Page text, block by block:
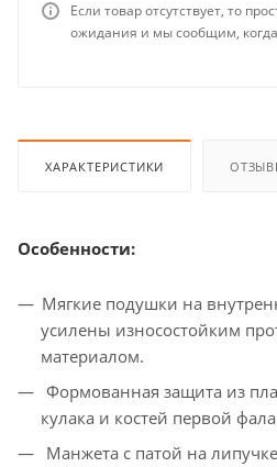
Если товар отсутствует, то
ожидания и мы сообщим,
ХАРАКТЕРИСТИКИ
Особенности:
Мягкие подушки на
усилены износостойким
материалом.
Формованная защита из
кулака и костей первой
Манжета с патой на